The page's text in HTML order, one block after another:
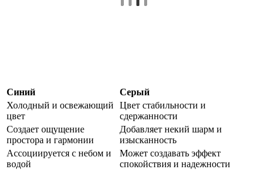
Синий
Серый
Холодный и освежающий
цвет
Цвет стабильности и
сдержанности
Создает ощущение
простора и гармонии
Добавляет некий шарм и
изысканность
Ассоциируется с небом и
водой
Может создавать эффект
спокойствия и надежности